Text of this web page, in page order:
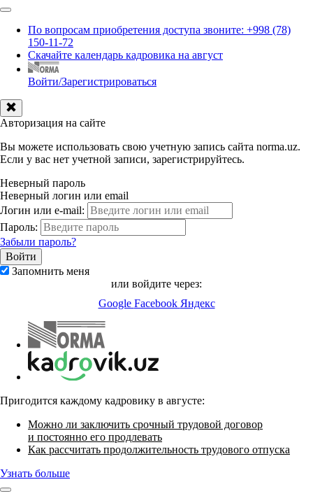
По вопросам приобретения доступа звоните: +998 (78)
150-11-72
Скачайте календарь кадровика на август
Войти/Зарегистрироваться
Авторизация на сайте
Вы можете использовать свою учетную запись сайта norma.uz.
Если у вас нет учетной записи, зарегистрируйтесь.
Неверный пароль
Неверный логин или email
Логин или e-mail:
Пароль:
Забыли пароль?
Запомнить меня
или войдите через:
Google Facebook Яндекс
Пригодится каждому кадровику в августе:
Можно ли заключить срочный трудовой договор
и постоянно его продлевать
Как рассчитать продолжительность трудового отпуска
Узнать больше